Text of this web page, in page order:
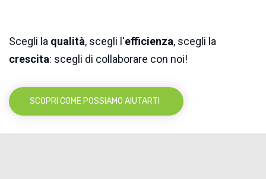
Scegli la qualità, scegli l'efficienza, scegli la
crescita: scegli di collaborare con noi!
SCOPRI COME POSSIAMO AIUTARTI